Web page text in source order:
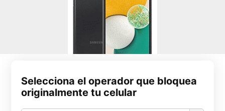
Selecciona el operador que bloquea
originalmente tu celular